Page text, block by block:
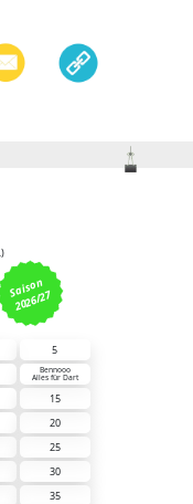
S
ais
o
n
2026/27
5
Bennooo
Alles für Dart
15
20
25
30
35